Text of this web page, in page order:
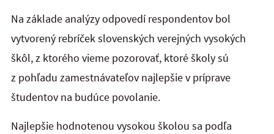
Na základe analýzy odpovedí respondentov bol
vytvorený rebríček slovenských verejných vysokých
škôl, z ktorého vieme pozorovať, ktoré školy sú
z pohľadu zamestnávateľov najlepšie v príprave
študentov na budúce povolanie.
Najlepšie hodnotenou vysokou školou sa podľa